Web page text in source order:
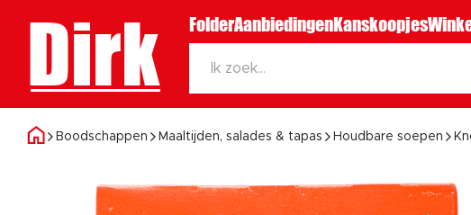
Dirk FolderAanbiedingenKanskoopjes
Boodschappen Maaltijden, salades & tapas Houdbare soepen